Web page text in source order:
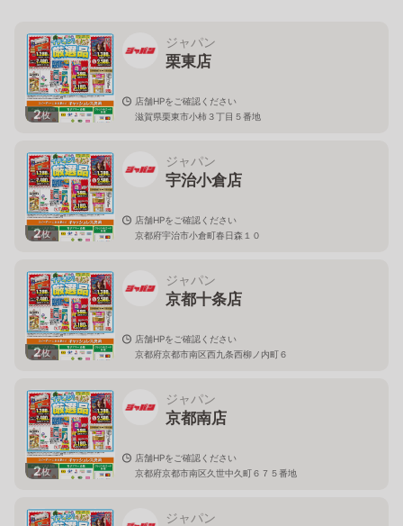
2枚
ジャパン
栗東店
店舗HPをご確認ください
滋賀県栗東市小柿３丁目５番地
2枚
ジャパン
宇治小倉店
店舗HPをご確認ください
京都府宇治市小倉町春日森１０
2枚
ジャパン
京都十条店
店舗HPをご確認ください
京都府京都市南区西九条西柳ノ内町６
2枚
ジャパン
京都南店
店舗HPをご確認ください
京都府京都市南区久世中久町６７５番地
ジャパン